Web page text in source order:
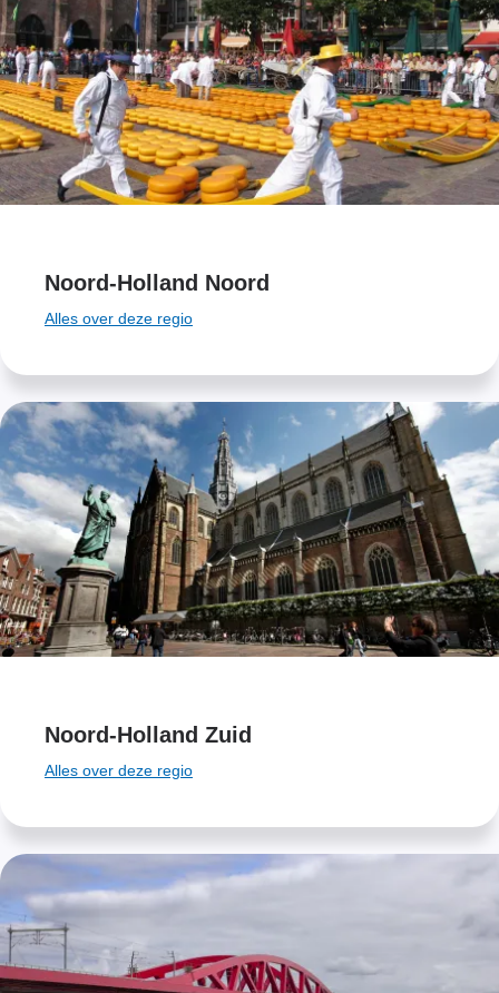
Noord-Holland Noord
Alles over deze regio
Noord-Holland Zuid
Alles over deze regio